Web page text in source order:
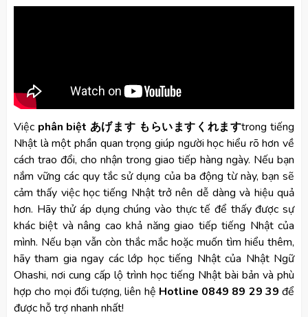
Việc phân biệt あげます もらいますくれますtrong tiếng
Nhật là một phần quan trọng giúp người học hiểu rõ hơn về
cách trao đổi, cho nhận trong giao tiếp hàng ngày. Nếu bạn
nắm vững các quy tắc sử dụng của ba động từ này, bạn sẽ
cảm thấy việc học tiếng Nhật trở nên dễ dàng và hiệu quả
hơn. Hãy thử áp dụng chúng vào thực tế để thấy được sự
khác biệt và nâng cao khả năng giao tiếp tiếng Nhật của
mình. Nếu bạn vẫn còn thắc mắc hoặc muốn tìm hiểu thêm,
hãy tham gia ngay các lớp học tiếng Nhật của Nhật Ngữ
Ohashi, nơi cung cấp lộ trình học tiếng Nhật bài bản và phù
hợp cho mọi đối tượng, liên hệ Hotline 0849 89 29 39 để
được hỗ trợ nhanh nhất!